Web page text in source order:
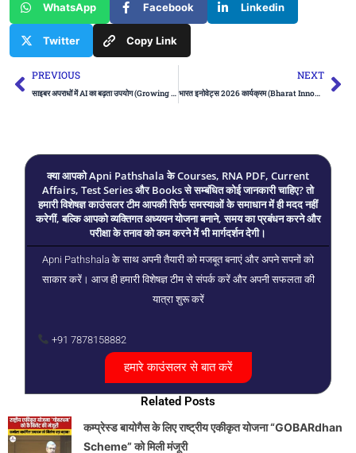
WhatsApp Facebook Linkedin
Twitter Copy Link
Prev
PREVIOUS
साइबर अपराधों में AI का बढ़ता उपयोग (Growing Use of AI in Cybercrimes)
NEXT
भारत इनोवेट्स 2026 कार्यक्रम (Bharat Innovates 2026)
क्या आपको Apni Pathshala के Courses, RNA PDF, Current
Affairs, Test Series और Books से सम्बंधित कोई जानकारी चाहिए? तो
हमारी विशेषज्ञ काउंसलर टीम आपकी सिर्फ समस्याओं के समाधान में ही मदद नहीं
करेगीं, बल्कि आपको व्यक्तिगत अध्ययन योजना बनाने, समय का प्रबंधन करने और
परीक्षा के तनाव को कम करने में भी मार्गदर्शन देगी।
Apni Pathshala के साथ अपनी तैयारी को मजबूत बनाएं और अपने सपनों को
साकार करें। आज ही हमारी विशेषज्ञ टीम से संपर्क करें और अपनी सफलता की
यात्रा शुरू करें
+91 7878158882
हमारे काउंसलर से बात करें
Related Posts
कम्प्रेस्ड बायोगैस के लिए राष्ट्रीय एकीकृत योजना “GOBARdhan
Scheme” को मिली मंजूरी